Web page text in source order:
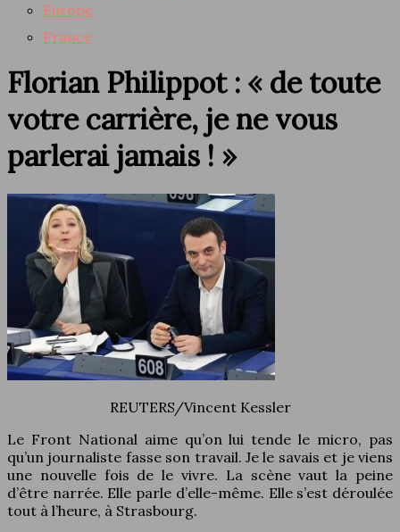
Europe
France
Florian Philippot : « de toute
votre carrière, je ne vous
parlerai jamais ! »
REUTERS/Vincent Kessler
Le Front National aime qu’on lui tende le micro, pas
qu’un journaliste fasse son travail. Je le savais et je viens
une nouvelle fois de le vivre. La scène vaut la peine
d’être narrée. Elle parle d’elle-même. Elle s’est déroulée
tout à l’heure, à Strasbourg.